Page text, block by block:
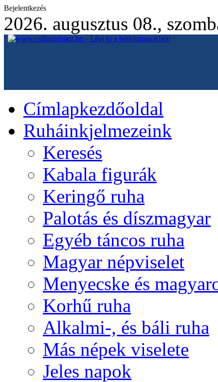
Bejelentkezés
2026. augusztus 08.,
Címlapkezdőoldal
Ruháinkjelmezeink
Keresés
Kabala figurák
Keringő ruha
Palotás és díszmagyar
Egyéb táncos ruha
Magyar népviselet
Menyecske és
Korhű ruha
Alkalmi-, és báli ruha
Más népek viselete
Jeles napok